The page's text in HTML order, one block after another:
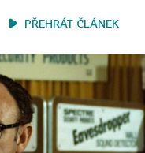
PŘEHRÁT ČLÁNEK